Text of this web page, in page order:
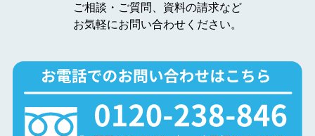
ご相談・ご質問、資料の請求など
お気軽にお問い合わせください。